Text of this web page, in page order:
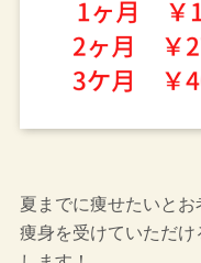
夏までに痩せたいと
痩身を受けていただ